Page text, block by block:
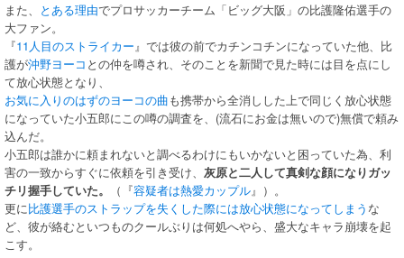
また、 とある理由でプロサッカーチーム「ビッグ大阪」の比護隆佑選手の
大ファン。
『11人目のストライカー』では彼の前でカチンコチンになっていた他、比
護が沖野ヨーコ との仲を噂され、そのことを新聞で見た時には目を点にし
て放心状態となり、
お気に入りのはずのヨーコの曲も携帯から全消しした上で同じく放心状態
になっていた小五郎にこの噂の調査を、(流石にお金は無いので)無償で頼み
込んだ。
小五郎は誰かに頼まれないと調べるわけにもいかないと困っていた為、利
害の一致からすぐに依頼を引き受け、 灰原と二人して真剣な顔になりガッ
チリ握手していた。
（『容疑者は熱愛カップル』）。
更に比護選手のストラップを失くした際には放心状態になってしまう な
ど、彼が絡むといつものクールぶりは何処へやら、盛大なキャラ崩壊を起
こす。